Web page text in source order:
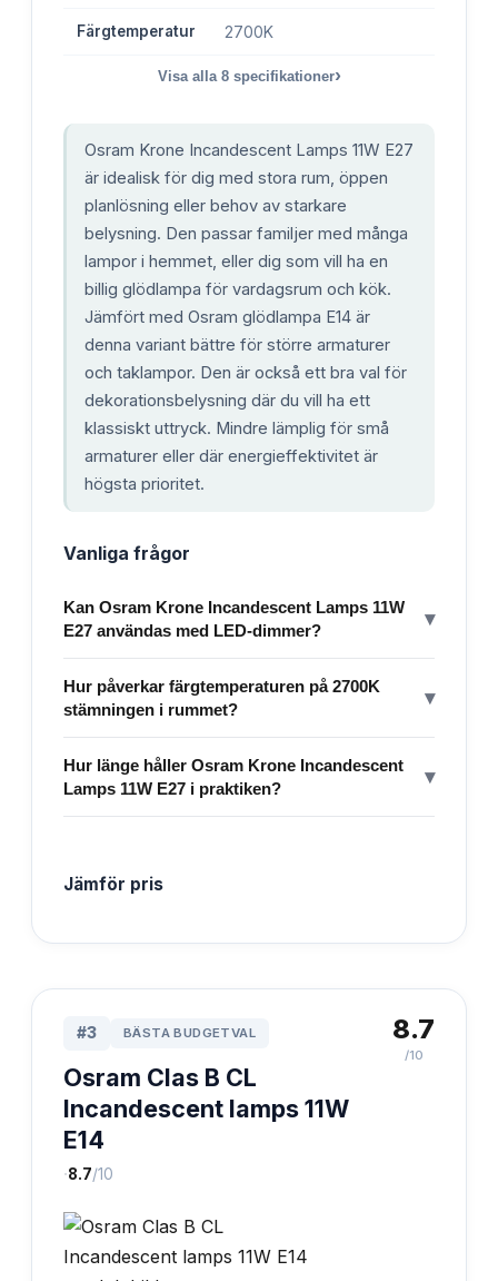
Färgtemperatur 2700K
Visa alla 8specifikationer›
Osram Krone Incandescent Lamps 11W E27
är idealisk för dig med stora rum, öppen
planlösning eller behov av starkare
belysning. Den passar familjer med många
lampor i hemmet, eller dig som vill ha en
billig glödlampa för vardagsrum och kök.
Jämfört med Osram glödlampa E14 är
denna variant bättre för större armaturer
och taklampor. Den är också ett bra val för
dekorationsbelysning där du vill ha ett
klassiskt uttryck. Mindre lämplig för små
armaturer eller där energieffektivitet är
högsta prioritet.
Vanliga frågor
Kan Osram Krone Incandescent Lamps 11W
E27 användas med LED-dimmer?
▾
Hur påverkar färgtemperaturen på 2700K
stämningen i rummet?
▾
Hur länge håller Osram Krone Incandescent
Lamps 11W E27 i praktiken?
▾
Jämför pris
#3 BÄSTA BUDGETVAL
Osram Clas B CL
Incandescent lamps 11W
E14
·8.7/10
8.7
/10